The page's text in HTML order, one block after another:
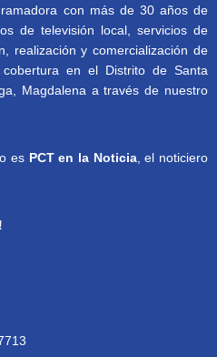
con más de 30 años de
de televisión local, servicios de
realización y comercialización de
en el Distrito de Santa
Magdalena a través de nuestro
es PCT en la Noticia, el noticiero